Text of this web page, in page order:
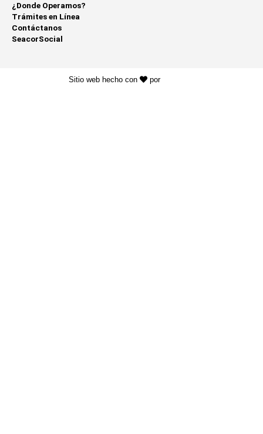
¿Donde Operamos?
Trámites en Línea
Contáctanos
SeacorSocial
Sitio web hecho con por